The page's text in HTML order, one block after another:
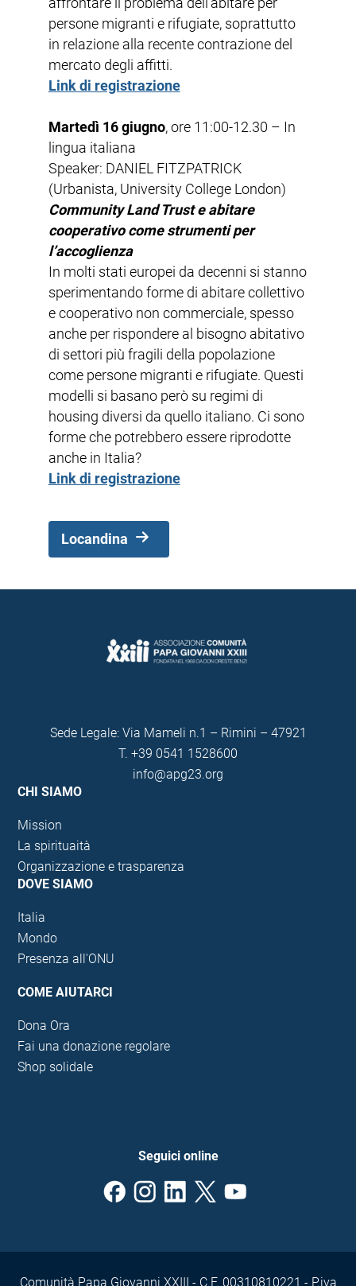
persone migranti e rifugiate, soprattutto
in relazione alla recente contrazione del
mercato degli affitti.
Link di registrazione
Martedì 16 giugno, ore 11:00-12.30 – In
lingua italiana
Speaker: DANIEL FITZPATRICK
(Urbanista, University College London)
Community Land Trust e abitare
cooperativo come strumenti per
l’accoglienza
In molti stati europei da decenni si stanno
sperimentando forme di abitare collettivo
e cooperativo non commerciale, spesso
anche per rispondere al bisogno abitativo
di settori più fragili della popolazione
come persone migranti e rifugiate. Questi
modelli si basano però su regimi di
housing diversi da quello italiano. Ci sono
forme che potrebbero essere riprodotte
anche in Italia?
Link di registrazione
Locandina
Sede Legale: Via Mameli n.1 – Rimini – 47921
T. +39 0541 1528600
info@apg23.org
CHI SIAMO
Mission
La spirituaità
Organizzazione e trasparenza
DOVE SIAMO
Italia
Mondo
Presenza all'ONU
COME AIUTARCI
Dona Ora
Fai una donazione regolare
Shop solidale
Seguici online
Comunità Papa Giovanni XXIII - C.F. 00310810221 - P.iva